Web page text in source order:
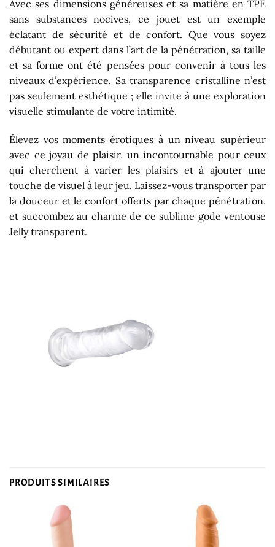
Avec ses dimensions généreuses et sa matière en TPE
sans substances nocives, ce jouet est un exemple
éclatant de sécurité et de confort. Que vous soyez
débutant ou expert dans l’art de la pénétration, sa taille
et sa forme ont été pensées pour convenir à tous les
niveaux d’expérience. Sa transparence cristalline n’est
pas seulement esthétique ; elle invite à une exploration
visuelle stimulante de votre intimité.
Élevez vos moments érotiques à un niveau supérieur
avec ce joyau de plaisir, un incontournable pour ceux
qui cherchent à varier les plaisirs et à ajouter une
touche de visuel à leur jeu. Laissez-vous transporter par
la douceur et le confort offerts par chaque pénétration,
et succombez au charme de ce sublime gode ventouse
Jelly transparent.
PRODUITS SIMILAIRES